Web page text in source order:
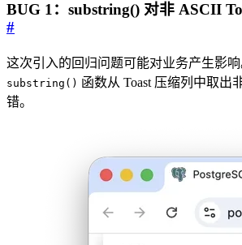
BUG 1：substring() 对非 ASCII
#
这次引入的回归问题可能对业务产生影
substring() 函数从 Toast 压缩列中取出
错。